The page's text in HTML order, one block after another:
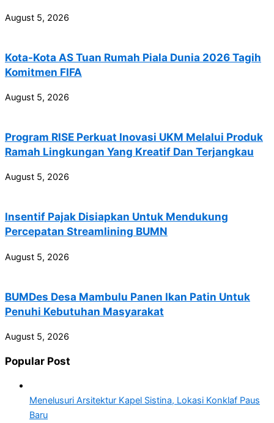
August 5, 2026
Kota-Kota AS Tuan Rumah Piala Dunia 2026 Tagih
Komitmen FIFA
August 5, 2026
Program RISE Perkuat Inovasi UKM Melalui Produk
Ramah Lingkungan Yang Kreatif Dan Terjangkau
August 5, 2026
Insentif Pajak Disiapkan Untuk Mendukung
Percepatan Streamlining BUMN
August 5, 2026
BUMDes Desa Mambulu Panen Ikan Patin Untuk
Penuhi Kebutuhan Masyarakat
August 5, 2026
Popular Post
Menelusuri Arsitektur Kapel Sistina, Lokasi Konklaf Paus
Baru